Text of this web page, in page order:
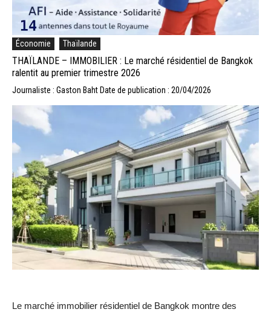
Économie Thaïlande
THAÏLANDE – IMMOBILIER : Le marché résidentiel de Bangkok
ralentit au premier trimestre 2026
Journaliste : Gaston Baht Date de publication : 20/04/2026
Le marché immobilier résidentiel de Bangkok montre des